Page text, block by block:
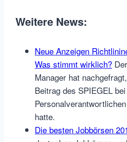
Weitere News:
Neue Anzeigen
Was stimmt wirklich?
Manager hat
Beitrag des SPIEGEL
hatte.
Die besten Jobbörsen